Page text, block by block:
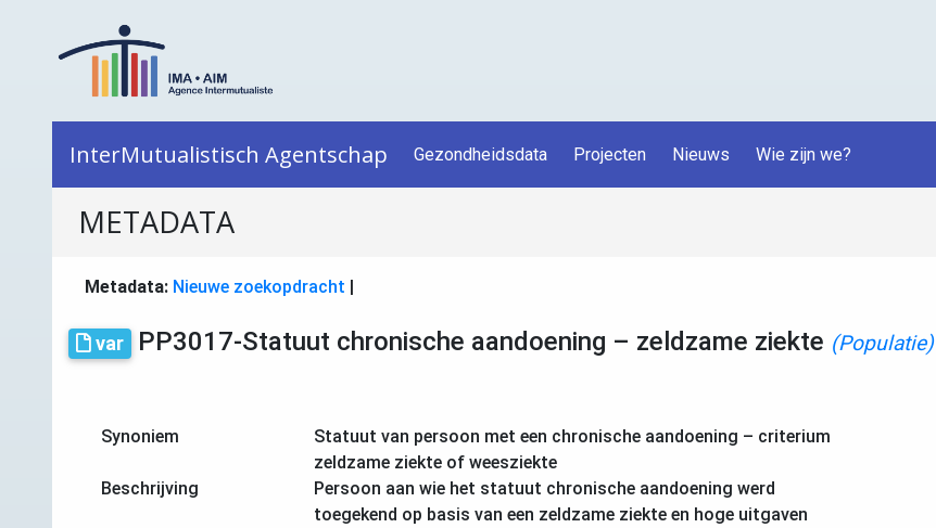
InterMutualistisch Agentschap Gezondheidsdata Projecten Nieuws Wie zijn we?
METADATA
Metadata: Nieuwe zoekopdracht |
var PP3017-Statuut chronische aandoening – zeldzame ziekte (Populatie)
Synoniem
Statuut van persoon met een chronische aandoening – criterium
zeldzame ziekte of weesziekte
Beschrijving
Persoon aan wie het statuut chronische aandoening werd
toegekend op basis van een zeldzame ziekte en hoge uitgaven